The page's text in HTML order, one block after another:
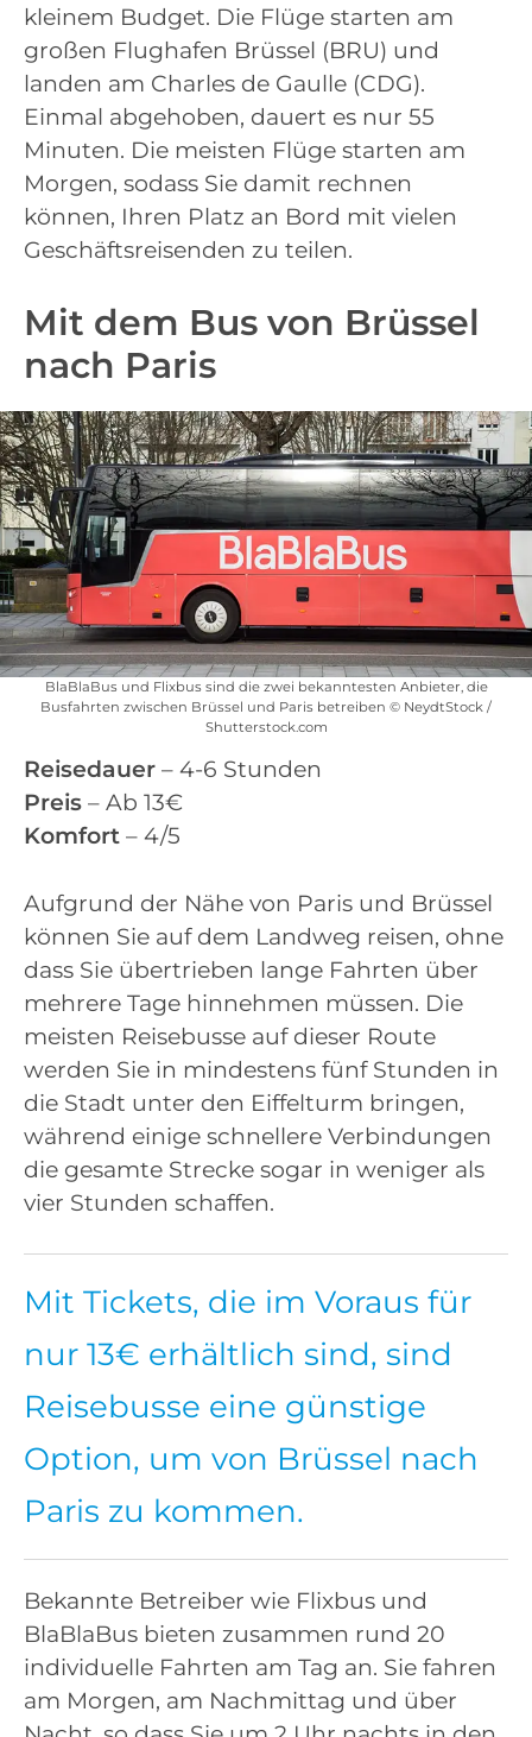
kleinem Budget. Die Flüge starten am
großen Flughafen Brüssel (BRU) und
landen am Charles de Gaulle (CDG).
Einmal abgehoben, dauert es nur 55
Minuten. Die meisten Flüge starten am
Morgen, sodass Sie damit rechnen
können, Ihren Platz an Bord mit vielen
Geschäftsreisenden zu teilen.
Mit dem Bus von Brüssel
nach Paris
BlaBlaBus und Flixbus sind die zwei bekanntesten Anbieter, die
Busfahrten zwischen Brüssel und Paris betreiben © NeydtStock /
Shutterstock.com
Reisedauer – 4-6 Stunden
Preis – Ab 13€
Komfort – 4/5
Aufgrund der Nähe von Paris und Brüssel
können Sie auf dem Landweg reisen, ohne
dass Sie übertrieben lange Fahrten über
mehrere Tage hinnehmen müssen. Die
meisten Reisebusse auf dieser Route
werden Sie in mindestens fünf Stunden in
die Stadt unter den Eiffelturm bringen,
während einige schnellere Verbindungen
die gesamte Strecke sogar in weniger als
vier Stunden schaffen.
Mit Tickets, die im Voraus für
nur 13€ erhältlich sind, sind
Reisebusse eine günstige
Option, um von Brüssel nach
Paris zu kommen.
Bekannte Betreiber wie Flixbus und
BlaBlaBus bieten zusammen rund 20
individuelle Fahrten am Tag an. Sie fahren
am Morgen, am Nachmittag und über